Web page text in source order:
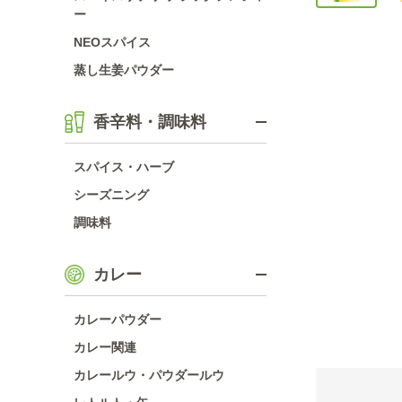
ー
NEOスパイス
蒸し生姜パウダー
香辛料・調味料
スパイス・ハーブ
シーズニング
調味料
カレー
カレーパウダー
カレー関連
カレールウ・パウダールウ